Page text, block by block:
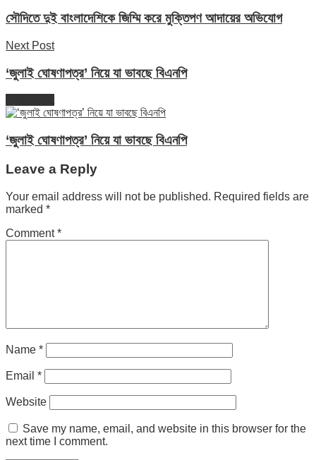
সৌদিতে দুই বাংলাদেশিকে জিম্মি করে মুক্তিপণ আদায়ের অভিযোগ
Next Post
‘জুলাই ঘোষণাপত্র’ নিয়ে যা ভাবছে বিএনপি
‘জুলাই ঘোষণাপত্র’ নিয়ে যা ভাবছে বিএনপি
Leave a Reply
Your email address will not be published. Required fields are
marked *
Comment*
Name *
Email *
Website
Save my name, email, and website in this browser for the
next time I comment.